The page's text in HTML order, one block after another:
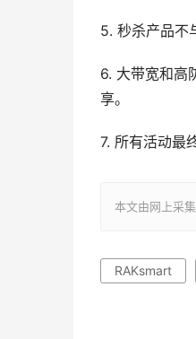
5. 秒杀产品不
6. 大带宽和高
享。
7. 所有活动最
本文由网上采
RAKsmart